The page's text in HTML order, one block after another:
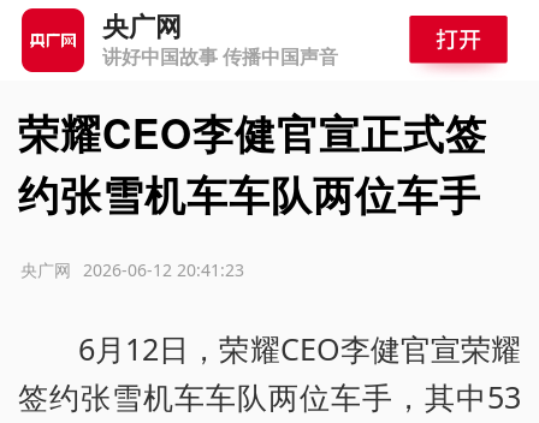
央广网
讲好中国故事 传播中国声音
荣耀CEO李健官宣正式签
约张雪机车车队两位车手
2026-06-12 20:41:23
央广网
6月12日，荣耀CEO李健官宣荣耀
签约张雪机车车队两位车手，其中53